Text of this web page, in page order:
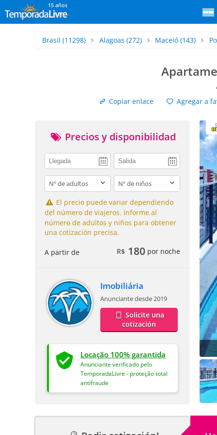
15 años
Brasil (11298) Alagoas (272) Maceió (143)
Copiar enlace
Agregar a
Precios y disponibilidad
adults children
El precio puede variar dependiendo
del número de viajeros. Informe al
número de adultos y niños para obtener
una cotización precisa.
A partir de R$ 180 por noche
Imobiliária
Anunciante desde 2019
Solicite una
cotización
Locação 100% garantida
Anunciante verificado pelo
TemporadaLivre - proteção total
antifraude